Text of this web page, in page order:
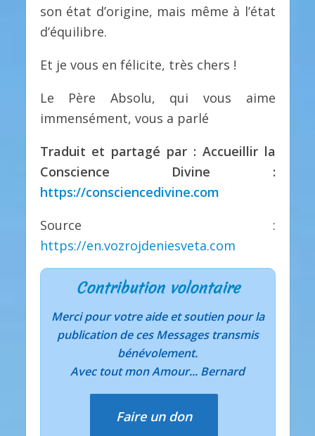
son état d’origine, mais même à l’état
d’équilibre.
Et je vous en félicite, très chers !
Le Père Absolu, qui vous aime
immensément, vous a parlé
Traduit et partagé par : Accueillir la
Conscience Divine :
https://consciencedivine.com
Source :
https://en.vozrojdeniesveta.com
Contribution volontaire
Merci pour votre aide et soutien pour la
publication de ces Messages transmis
bénévolement.
Avec tout mon Amour... Bernard
Faire un don